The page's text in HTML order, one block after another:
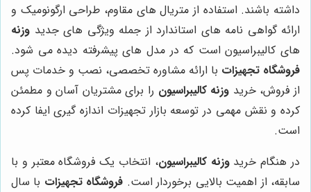
داشته باشند. استفاده از متریال های مقاوم، طراحی ارگونومیک و
ارائه گواهی نامه های استاندارد از جمله ویژگی های جدید وزنه
های کالیبراسیون است که در مدل های پیشرفته دیده می شود.
فروشگاه تجهیزات با ارائه مشاوره تخصصی، نصب و خدمات پس
از فروش، خرید وزنه کالیبراسیون را برای مشتریان آسان و مطمئن
کرده و نقش مهمی در توسعه بازار تجهیزات اندازه گیری ایفا کرده
است.
در هنگام خریدوزنه کالیبراسیون، انتخاب یک فروشگاه معتبر و با
سابقه، از اهمیت بالایی برخوردار است. فروشگاه تجهیزات با سال